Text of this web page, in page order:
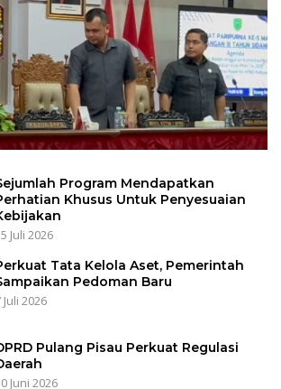
Program Mendapatkan
Khusus Untuk Penyesuaian
Juli 2026
Tata Kelola Aset, Pemerintah
Pedoman Baru
Juli 2026
Pulang Pisau Perkuat Regulasi
Juni 2026